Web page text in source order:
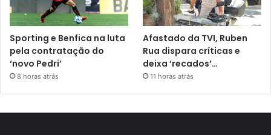
Sporting e Benfica na luta
pela contratação do
‘novo Pedri’
8 horas atrás
Afastado da TVI, Ruben
Rua dispara críticas e
deixa ‘recados’…
11 horas atrás